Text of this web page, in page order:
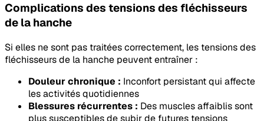
Complications des tensions des fléchisseurs
de la hanche
Si elles ne sont pas traitées correctement, les tensions des
fléchisseurs de la hanche peuvent entraîner :
Douleur chronique : Inconfort persistant qui affecte
les activités quotidiennes
Blessures récurrentes : Des muscles affaiblis sont
plus susceptibles de subir de futures tensions